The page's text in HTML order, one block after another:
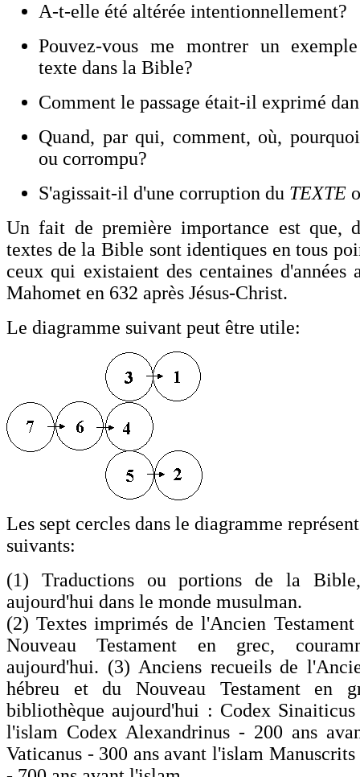
A-t-elle été altérée intentionnellement?
Pouvez-vous me montrer un
texte dans la Bible?
Comment le passage était-il exprimé
Quand, par qui, comment, où,
ou corrompu?
S'agissait-il d'une corruption du TEXTE
Un fait de première importance est que,
textes de la Bible sont identiques en tous
ceux qui existaient des centaines d'années
Mahomet en 632 après Jésus-Christ.
Le diagramme suivant peut être utile:
Les sept cercles dans le diagramme
suivants:
(1) Traductions ou portions de la
aujourd'hui dans le monde musulman.
(2) Textes imprimés de l'Ancien
Nouveau Testament en grec,
aujourd'hui. (3) Anciens recueils de
hébreu et du Nouveau Testament en
bibliothèque aujourd'hui : Codex
l'islam Codex Alexandrinus - 200 ans
Vaticanus - 300 ans avant l'islam